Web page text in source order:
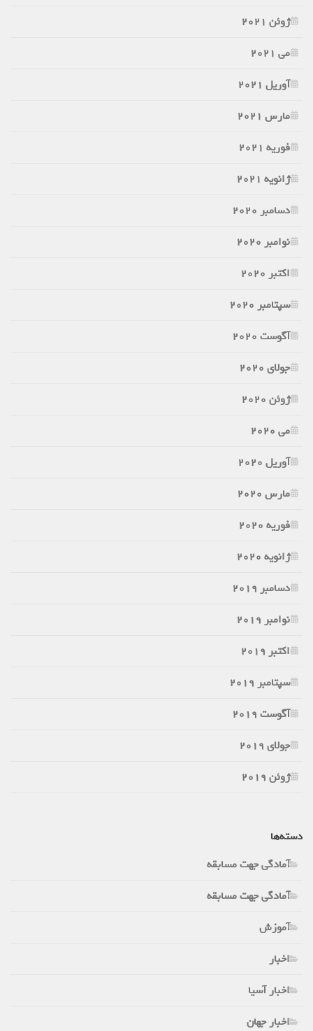
ژوئن 2021
می 2021
آوریل 2021
مارس 2021
فوریه 2021
ژانویه 2021
دسامبر 2020
نوامبر 2020
اکتبر 2020
سپتامبر 2020
آگوست 2020
جولای 2020
ژوئن 2020
می 2020
آوریل 2020
مارس 2020
فوریه 2020
ژانویه 2020
دسامبر 2019
نوامبر 2019
اکتبر 2019
سپتامبر 2019
آگوست 2019
جولای 2019
ژوئن 2019
دسته‌ها
آمادگی جهت مسابقه
آمادگی جهت مسابقه
آموزش
اخبار
اخبار آسیا
اخبار جهان